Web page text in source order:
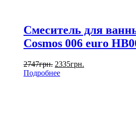
Смеситель для
Cosmos 006 euro
2747грн. 2335грн.
Подробнее